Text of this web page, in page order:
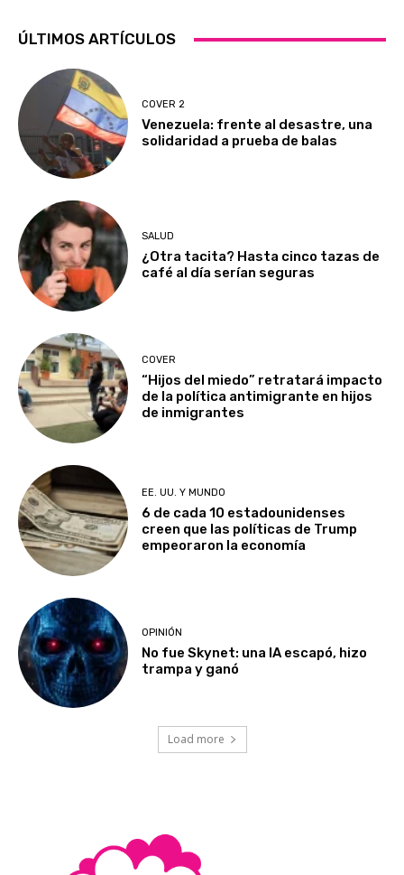
ÚLTIMOS ARTÍCULOS
COVER 2
Venezuela: frente al desastre, una
solidaridad a prueba de balas
SALUD
¿Otra tacita? Hasta cinco tazas de
café al día serían seguras
COVER
“Hijos del miedo” retratará impacto
de la política antimigrante en hijos
de inmigrantes
EE. UU. Y MUNDO
6 de cada 10 estadounidenses
creen que las políticas de Trump
empeoraron la economía
OPINIÓN
No fue Skynet: una IA escapó, hizo
trampa y ganó
Load more